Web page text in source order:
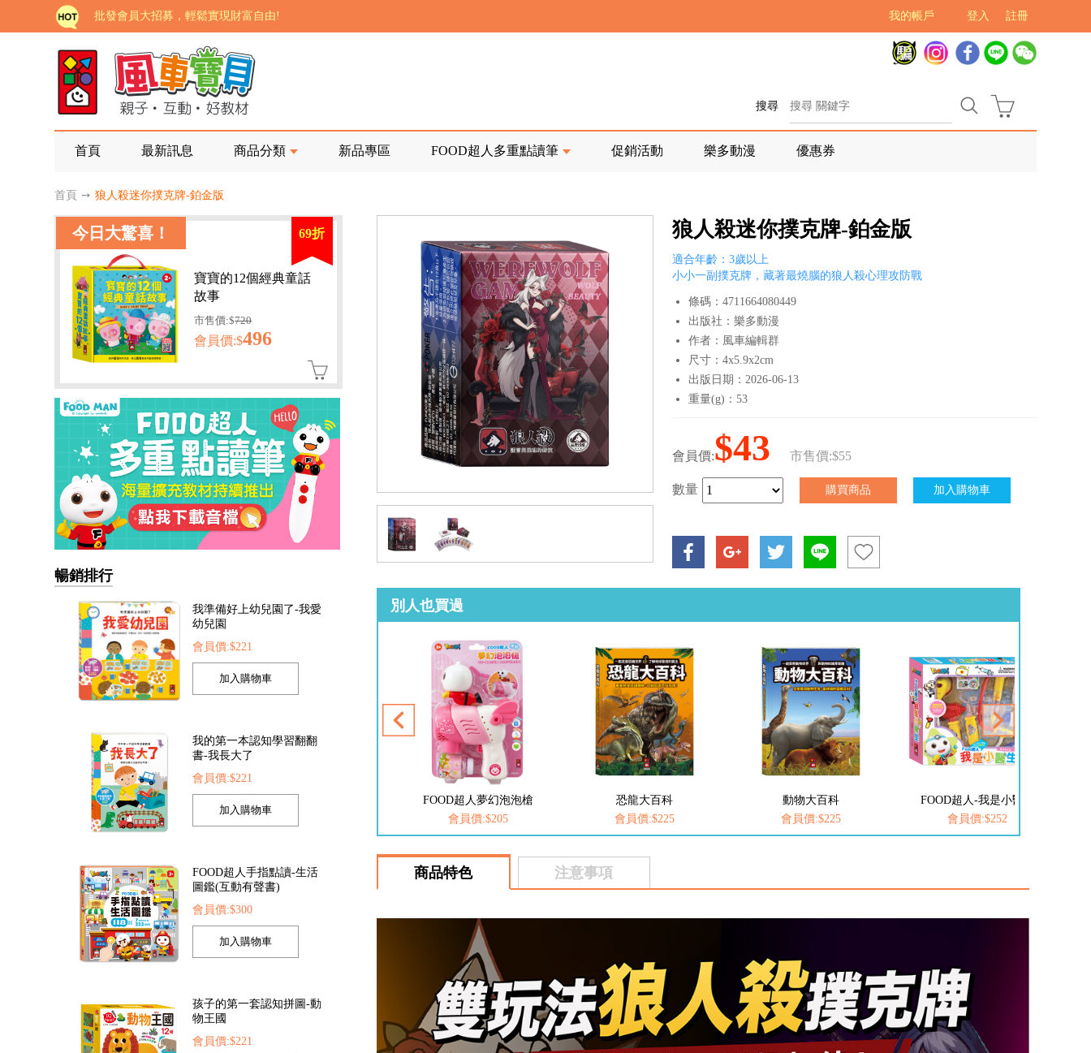
註冊
登入
我的帳戶
批發會員大招募，輕鬆實現財富自由!
如需更改或重開發票 需在訂單成立三天內通知客服 寄回發票需附上回郵郵票
老師您好!!幼教會員火熱招募中~
海外購物免煩惱！點我查看『海外購物流程說明』
家長樂了!「風車書版集團暨FOOD超人企業總部」目前正興建中!
老師您好!!幼教會員火熱招募中~
海外購物免煩惱！點我查看『海外購物流程說明』
搜尋
首頁 最新訊息 商品分類 新品專區 FOOD超人多重點讀筆 促銷活動 樂多動漫 優惠券
首頁 ➙ 狼人殺迷你撲克牌-鉑金版
今日大驚喜！ 69折
寶寶的12個經典童話
故事
市售價:$720
會員價:$496
暢銷排行
會員價:$221
我的第一本認知學習翻翻
會員價:$221
FOOD超人手指點讀-生活
會員價:$300
孩子的第一套認知拼圖-動
會員價:$221
狼人殺迷你撲克牌-鉑金版
適合年齡：3歲以上
小小一副撲克牌，藏著最燒腦的狼人殺心理攻防戰
條碼：4711664080449
出版社：樂多動漫
作者：風車編輯群
尺寸：4x5.9x2cm
出版日期：2026-06-13
重量(g)：53
會員價:$43 市售價:$55
數量
別人也買過
FOOD超人繽紛泡泡槍
會員價:$205
恐龍大百科
會員價:$225
動物大百科
會員價:$225
FOOD超人-我是小醫生
會員價:$252
FOOD超人-我是小護士
會員價:$252
商品特色 注意事項